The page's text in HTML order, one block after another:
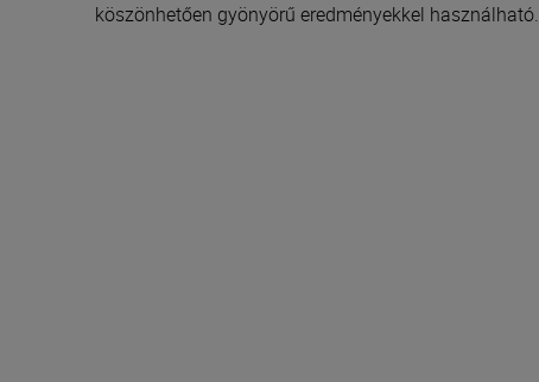
köszönhetően gyönyörű eredményekkel használható.